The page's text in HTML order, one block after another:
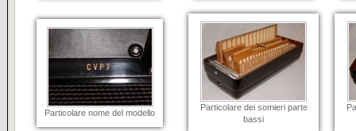
Particolare nome del modello
Particolare dei somieri parte
bassi